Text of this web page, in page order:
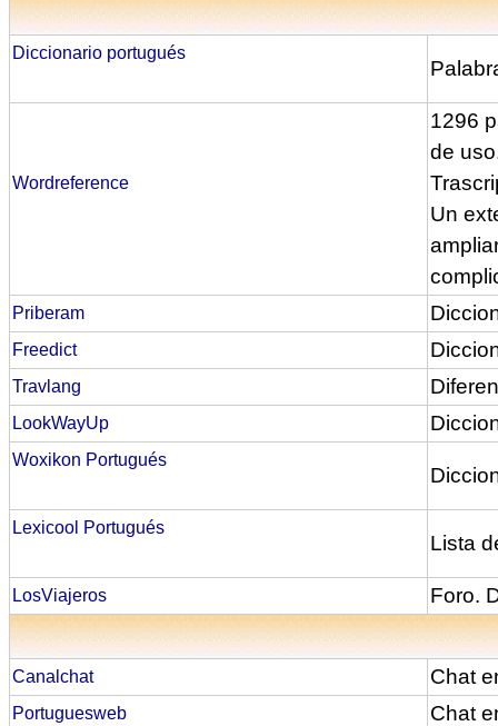
Diccionario portugués
Wordreference
1296
de
Un
Priberam
Freedict
Travlang
LookWayUp
Woxikon Portugués
Lexicool Portugués
Lista
LosViajeros Foro.
Canalchat Chat
Portuguesweb Chat